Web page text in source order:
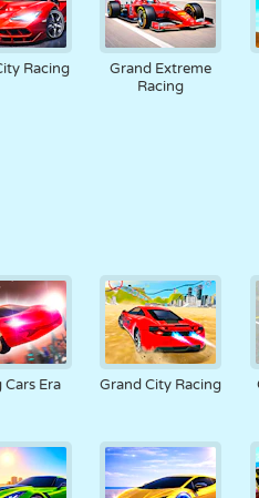
Racing
Grand Extreme
Racing
Cars Era Grand City Racing